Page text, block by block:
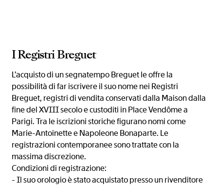
I Registri Breguet
L’acquisto di un segnatempo Breguet le offre la
possibilità di far iscrivere il suo nome nei Registri
Breguet, registri di vendita conservati dalla Maison dalla
fine del XVIII secolo e custoditi in Place Vendôme a
Parigi. Tra le iscrizioni storiche figurano nomi come
Marie-Antoinette e Napoleone Bonaparte. Le
registrazioni contemporanee sono trattate con la
massima discrezione.
Condizioni di registrazione:
- Il suo orologio è stato acquistato presso un rivenditore